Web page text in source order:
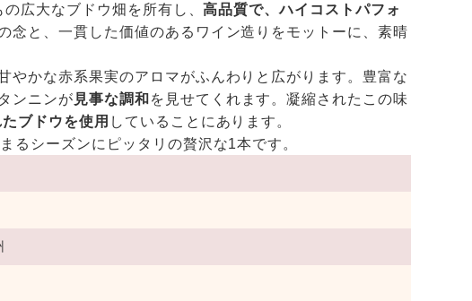
広大なブドウ畑を所有し、高品質で、ハイコストパフォ
念と、一貫した価値のあるワイン造りをモットーに、素晴
やかな赤系果実のアロマがふんわりと広がります。豊富な
ンニンが 見事な調和 を見せてくれます。凝縮されたこの味
ブドウを使用 していることにあります。
るシーズンにピッタリの贅沢な1本です。